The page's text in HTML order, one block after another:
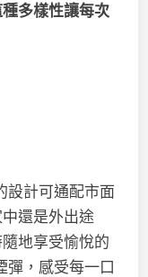
多樣性讓每次
設計可通配市面
還是外出途
地享受愉悅的
彈，感受每一口